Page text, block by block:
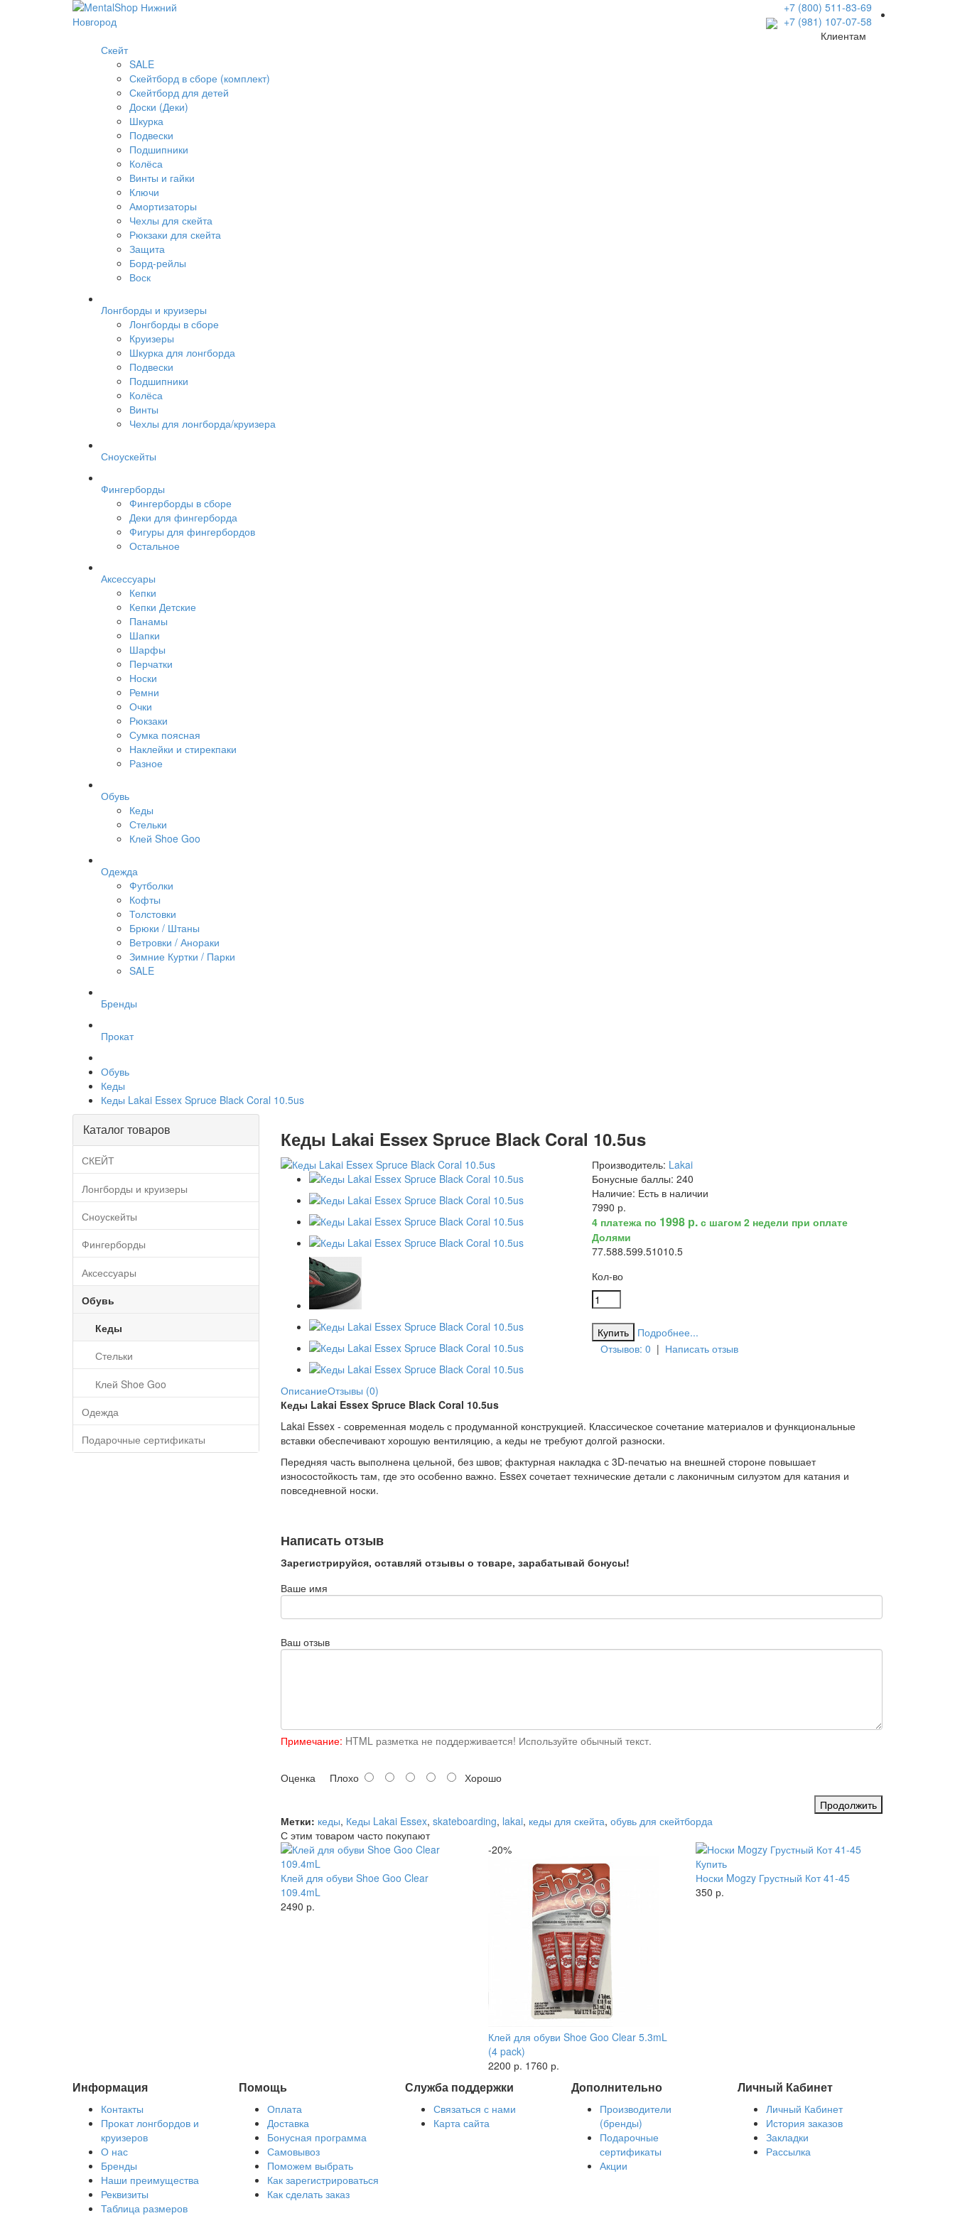
+7 (800) 511-83-69
+7 (981) 107-07-58
Клиентам
Скейт
SALE
Скейтборд в сборе (комплект)
Скейтборд для детей
Доски (Деки)
Шкурка
Подвески
Подшипники
Колёса
Винты и гайки
Ключи
Амортизаторы
Чехлы для скейта
Рюкзаки для скейта
Защита
Борд-рейлы
Воск
Лонгборды и круизеры
Лонгборды в сборе
Круизеры
Шкурка для лонгборда
Подвески
Подшипники
Колёса
Винты
Чехлы для лонгборда/круизера
Сноускейты
Фингерборды
Фингерборды в сборе
Деки для фингерборда
Фигуры для фингербордов
Остальное
Аксессуары
Кепки
Кепки Детские
Панамы
Шапки
Шарфы
Перчатки
Носки
Ремни
Очки
Рюкзаки
Сумка поясная
Наклейки и стирекпаки
Разное
Обувь
Кеды
Стельки
Клей Shoe Goo
Одежда
Футболки
Кофты
Толстовки
Брюки / Штаны
Ветровки / Анораки
Зимние Куртки / Парки
SALE
Бренды
Прокат
Обувь
Кеды
Кеды Lakai Essex Spruce Black Coral 10.5us
Каталог товаров
СКЕЙТ
Лонгборды и круизеры
Сноускейты
Фингерборды
Аксессуары
Обувь
Кеды
Стельки
Клей Shoe Goo
Одежда
Подарочные сертификаты
Кеды Lakai Essex Spruce Black Coral 10.5us
Производитель: Lakai
Бонусные баллы: 240
Наличие: Есть в наличии
7990 р.
4 платежа по 1998 р. с шагом 2 недели при оплате
Долями
77.588.599.51010.5
Кол-во
Подробнее...
Отзывов: 0 | Написать отзыв
ОписаниеОтзывы (0)
Кеды Lakai Essex Spruce Black Coral 10.5us
Lakai Essex - современная модель с продуманной конструкцией. Классическое сочетание материалов и функциональные
вставки обеспечивают хорошую вентиляцию, а кеды не требуют долгой разноски.
Передняя часть выполнена цельной, без швов; фактурная накладка с 3D-печатью на внешней стороне повышает
износостойкость там, где это особенно важно. Essex сочетает технические детали с лаконичным силуэтом для катания и
повседневной носки.
Написать отзыв
Зарегистрируйся, оставляй отзывы о товаре, зарабатывай бонусы!
Ваше имя
Ваш отзыв
Примечание: HTML разметка не поддерживается! Используйте обычный текст.
ОценкаПлохо
Хорошо
Продолжить
Метки: кеды, Кеды Lakai Essex, skateboarding, lakai, кеды для скейта, обувь для скейтборда
С этим товаром часто покупают
Клей для обуви Shoe Goo Clear
109.4mL
2490 р.
-20%
Клей для обуви Shoe Goo Clear 5.3mL
(4 pack)
2200 р. 1760 р.
Купить
Носки Mogzy Грустный Кот 41-45
350 р.
Информация
Контакты
Прокат лонгбордов и
круизеров
О нас
Бренды
Наши преимущества
Реквизиты
Таблица размеров
Помощь
Оплата
Доставка
Бонусная программа
Самовывоз
Поможем выбрать
Как зарегистрироваться
Как сделать заказ
Служба поддержки
Связаться с нами
Карта сайта
Дополнительно
Производители
(бренды)
Подарочные
сертификаты
Акции
Личный Кабинет
Личный Кабинет
История заказов
Закладки
Рассылка